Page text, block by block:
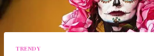
TRENDY